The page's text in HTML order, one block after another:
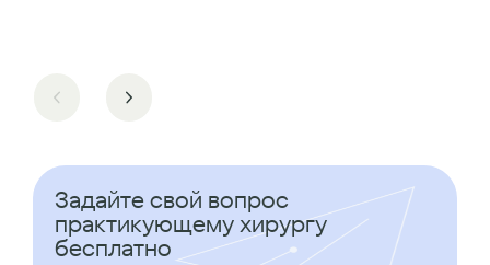
Задайте свой вопрос
практикующему хирургу
бесплатно